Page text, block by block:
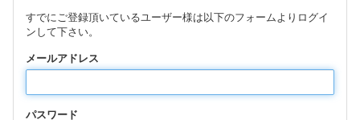
すでにご登録頂いているユーザー様は以下のフォームよりログイ
ンして下さい。
メールアドレス
パスワード